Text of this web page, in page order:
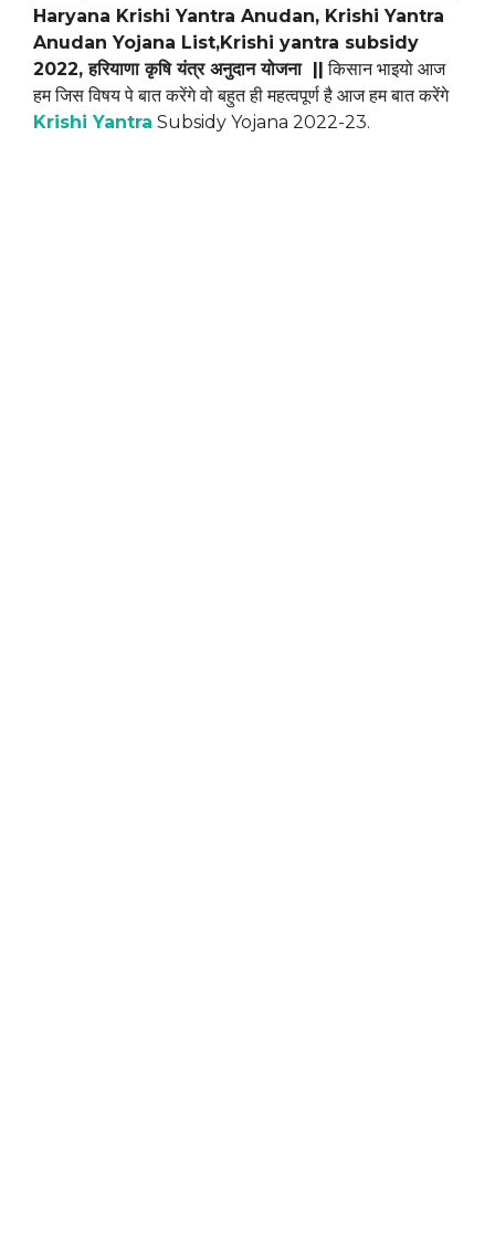
Haryana Krishi Yantra Anudan, Krishi Yantra
Anudan Yojana List,Krishi yantra subsidy
2022, हरियाणा कृषि यंत्र अनुदान योजना ||
किसान भाइयो आज
हम जिस विषय पे बात करेंगे वो बहुत ही महत्वपूर्ण है आज हम बात करेंगे
Krishi Yantra Subsidy Yojana 2022-23.